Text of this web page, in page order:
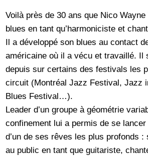
Voilà près de 30 ans que Nico
blues en tant qu’harmoniciste et
Il a développé son blues au contact
américaine où il a vécu et travaillé. Il
depuis sur certains des festivals les
circuit (Montréal Jazz Festival, Jazz
Blues Festival…).
Leader d’un groupe à géométrie
confinement lui a permis de se
d’un de ses rêves les plus profonds :
au public en tant que guitariste,